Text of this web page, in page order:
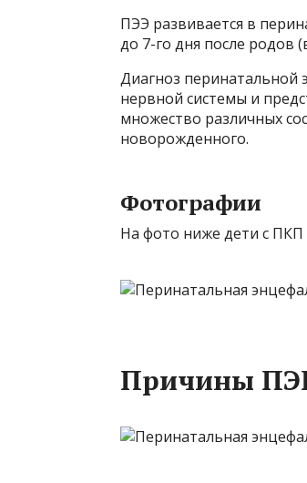
ПЭЭ развивается в
до 7-го дня после родов
Диагноз перинатальной
нервной системы и
множество различных
новорожденного.
Фотографии
На фото ниже дети с ПКП
Причины